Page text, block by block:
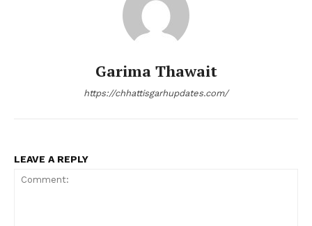
Garima Thawait
https://chhattisgarhupdates.com/
LEAVE A REPLY